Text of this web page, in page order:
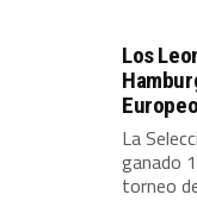
Los
Europeo
La
ganado
torneo